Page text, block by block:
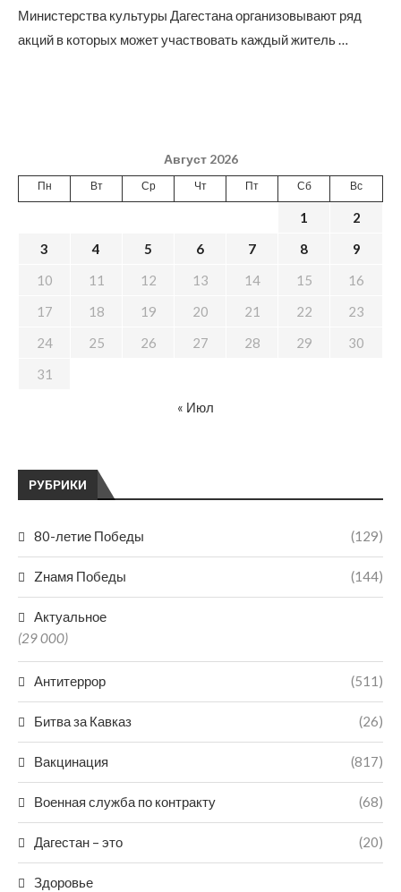
Министерства культуры Дагестана организовывают ряд
акций в которых может участвовать каждый житель …
РУБРИКИ
80-летие Победы (129)
Zнамя Победы (144)
Актуальное
(29 000)
Антитеррор (511)
Битва за Кавказ (26)
Вакцинация (817)
Военная служба по контракту (68)
Дагестан – это (20)
Здоровье
Август 2026
Пн Вт Ср Чт Пт Сб Вс
1
2
3
4 5 6 7 8
9
10
11 12 13 14 15
16
17
18 19 20 21 22
23
24
25 26 27 28 29
30
31
« Июл